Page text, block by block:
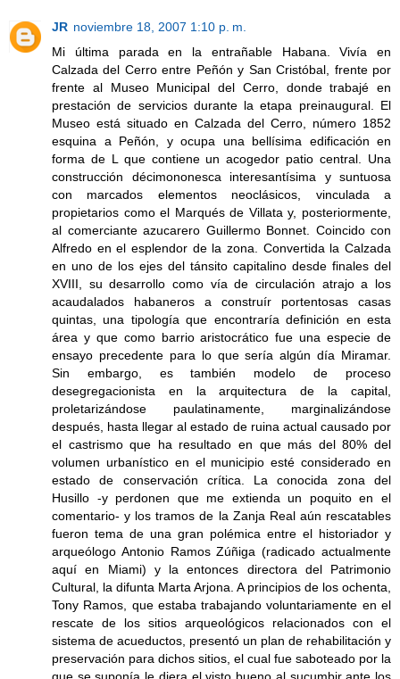
JR noviembre 18, 2007 1:10 p. m.
Mi última parada en la entrañable Habana. Vivía en
Calzada del Cerro entre Peñón y San Cristóbal, frente por
frente al Museo Municipal del Cerro, donde trabajé en
prestación de servicios durante la etapa preinaugural. El
Museo está situado en Calzada del Cerro, número 1852
esquina a Peñón, y ocupa una bellísima edificación en
forma de L que contiene un acogedor patio central. Una
construcción décimononesca interesantísima y suntuosa
con marcados elementos neoclásicos, vinculada a
propietarios como el Marqués de Villata y, posteriormente,
al comerciante azucarero Guillermo Bonnet. Coincido con
Alfredo en el esplendor de la zona. Convertida la Calzada
en uno de los ejes del tánsito capitalino desde finales del
XVIII, su desarrollo como vía de circulación atrajo a los
acaudalados habaneros a construír portentosas casas
quintas, una tipología que encontraría definición en esta
área y que como barrio aristocrático fue una especie de
ensayo precedente para lo que sería algún día Miramar.
Sin embargo, es también modelo de proceso
desegregacionista en la arquitectura de la capital,
proletarizándose paulatinamente, marginalizándose
después, hasta llegar al estado de ruina actual causado por
el castrismo que ha resultado en que más del 80% del
volumen urbanístico en el municipio esté considerado en
estado de conservación crítica. La conocida zona del
Husillo -y perdonen que me extienda un poquito en el
comentario- y los tramos de la Zanja Real aún rescatables
fueron tema de una gran polémica entre el historiador y
arqueólogo Antonio Ramos Zúñiga (radicado actualmente
aquí en Miami) y la entonces directora del Patrimonio
Cultural, la difunta Marta Arjona. A principios de los ochenta,
Tony Ramos, que estaba trabajando voluntariamente en el
rescate de los sitios arqueológicos relacionados con el
sistema de acueductos, presentó un plan de rehabilitación y
preservación para dichos sitios, el cual fue saboteado por la